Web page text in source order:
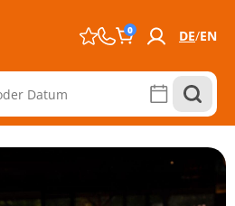
0 DE EN